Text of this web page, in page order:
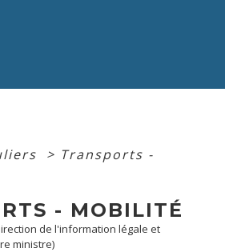
> Transports -
- MOBILITÉ
de l'information légale et
ministre)